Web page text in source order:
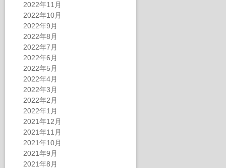
2022年11月
2022年10月
2022年9月
2022年8月
2022年7月
2022年6月
2022年5月
2022年4月
2022年3月
2022年2月
2022年1月
2021年12月
2021年11月
2021年10月
2021年9月
2021年8月